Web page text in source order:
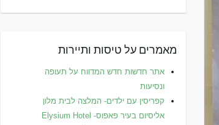
מאמרים על טיסות ותיירות
אתר חדשות חדש המדווח על תעופה
ונסיעות
קפריסין עם ילדים- המלצה לבית מלון
אליסיום בעיר פאפוס- Elysium Hotel